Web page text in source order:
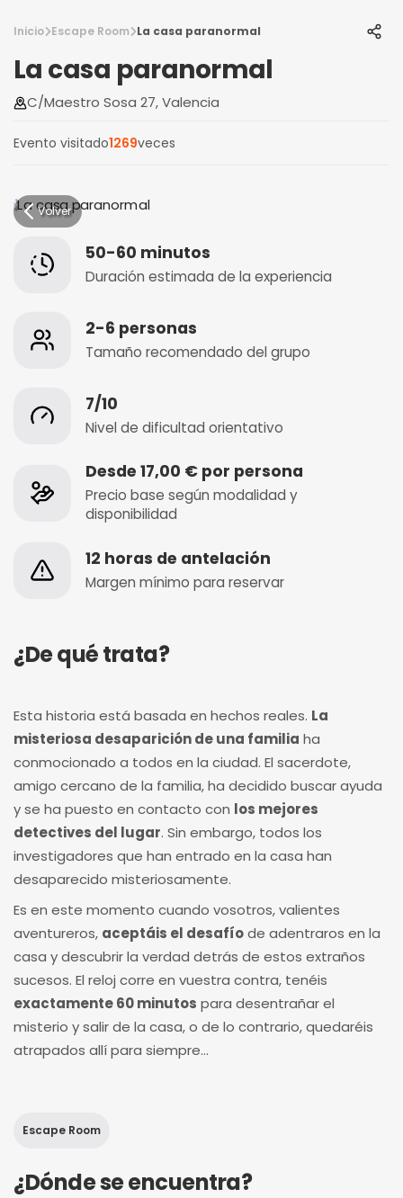
Inicio Escape Room La casa paranormal
La casa paranormal
C/Maestro Sosa 27, Valencia
Evento visitado1269veces
Volver
50-60 minutos
Duración estimada de la experiencia
2-6 personas
Tamaño recomendado del grupo
7/10
Nivel de dificultad orientativo
Desde 17,00 € por persona
Precio base según modalidad y
disponibilidad
12 horas de antelación
Margen mínimo para reservar
¿De qué trata?
Esta historia está basada en hechos reales. La
misteriosa desaparición de una familia ha
conmocionado a todos en la ciudad. El sacerdote,
amigo cercano de la familia, ha decidido buscar ayuda
y se ha puesto en contacto con los mejores
detectives del lugar. Sin embargo, todos los
investigadores que han entrado en la casa han
desaparecido misteriosamente.
Es en este momento cuando vosotros, valientes
aventureros, aceptáis el desafíode adentraros en la
casa y descubrir la verdad detrás de estos extraños
sucesos. El reloj corre en vuestra contra, tenéis
exactamente 60 minutos para desentrañar el
misterio y salir de la casa, o de lo contrario, quedaréis
atrapados allí para siempre...
Escape Room
¿Dónde se encuentra?